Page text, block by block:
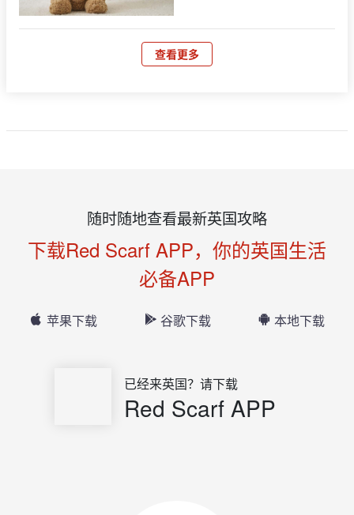
查看更多
随时随地查看最新英国攻略
下载Red Scarf APP，你的英国生活
必备APP
苹果下载 谷歌下载 本地下载
已经来英国？请下载
Red Scarf APP